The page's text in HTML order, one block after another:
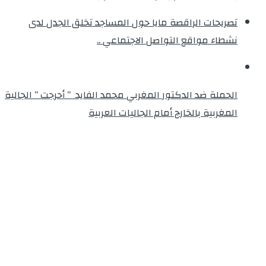
تصريحات الراقصة مايا حول المساجد تخلق الجدل لدى
نشطاء مواقع التواصل الاجتماعي ..
الحملة ضد الدكتور المغربي محمد الفايد ” أحرجت ” الجالية
المغربية بالخارج أمام الجاليات العربية